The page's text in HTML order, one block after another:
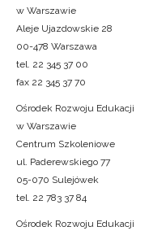
w Warszawie
Aleje Ujazdowskie 28
00-478 Warszawa
tel. 22 345 37 00
fax 22 345 37 70
Ośrodek Rozwoju Edukacji
w Warszawie
Centrum Szkoleniowe
ul. Paderewskiego 77
05-070 Sulejówek
tel. 22 783 37 84
Ośrodek Rozwoju Edukacji